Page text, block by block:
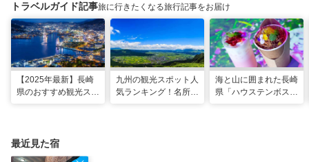
トラベルガイド記事旅に行きたくなる旅行記事をお届け
【2025年最新】長崎
県のおすすめ観光スポ
九州の観光スポット人
気ランキング！名所も
海と山に囲まれた長崎
県「ハウステンボス」
最近見た宿